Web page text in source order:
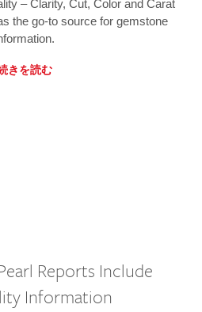
– Clarity, Cut, Color and Carat
the go-to source for gemstone
きを読む
Reports Include
Information